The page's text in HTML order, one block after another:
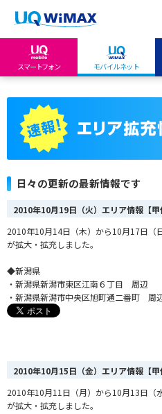
スマートフォン モバイルネット
My UQ mobile
UQ mobile
UQ WiMAX
UQ WiMAX
日々の更新の最新情報です
2010年10月19日（火）エリア情報【甲
2010年10月14日（木）から10月17日（
が拡大・拡充しました。
◆新潟県
・新潟県新潟市東区江南６丁目 周辺
・新潟県新潟市中央区旭町通二番町 周
2010年10月15日（金）エリア情報【甲
2010年10月11日（月）から10月13日（
が拡大・拡充しました。